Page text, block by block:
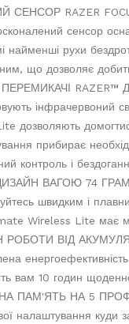
СЕНСОР RAZER
сенсор
найменші рухи
що дозволяє
RAZER™
інфрачервоний
дозволяють
прибирає
контроль і
ВАГОЮ 74
швидким і
Wireless Lite має
РОБОТИ ВІД
вам 10 годин
ПАМ'ЯТЬ НА 5
налаштування